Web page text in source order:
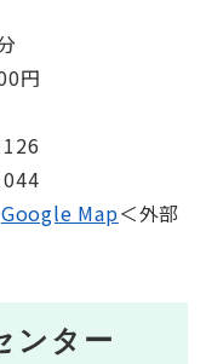
円
Google Map＜外部
ンター